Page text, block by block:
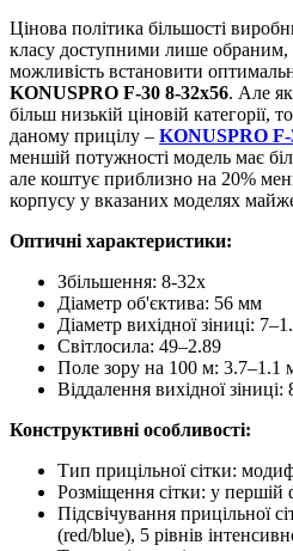
Цінова політика більшості
класу доступними лише обраним,
можливість встановити
KONUSPRO F-30 8-32x56. Але
більш низькій ціновій категорії,
даному прицілу – KONUSPRO F-
меншій потужності модель має
але коштує приблизно на 20%
корпусу у вказаних моделях
Оптичні характеристики:
Збільшення: 8-32x
Діаметр об'єктива: 56 мм
Діаметр вихідної зіниці:
Світлосила: 49–2.89
Поле зору на 100 м: 3.7–1.1
Віддалення вихідної
Конструктивні особливості:
Тип прицільної сітки:
Розміщення сітки: у першій
Підсвічування прицільної
(red/blue), 5 рівнів